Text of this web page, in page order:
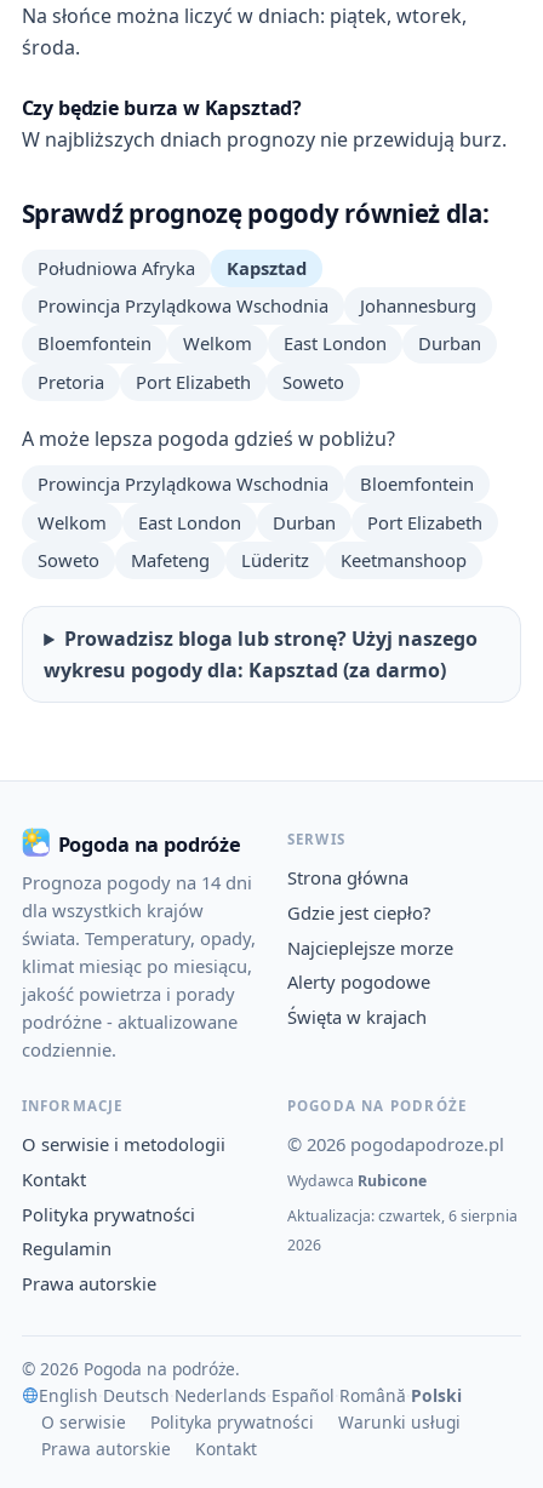
Na słońce można liczyć w dniach: piątek, wtorek,
środa.
Czy będzie burza w Kapsztad?
W najbliższych dniach prognozy nie przewidują burz.
Sprawdź prognozę pogody również dla:
Południowa Afryka
Kapsztad
Prowincja Przylądkowa Wschodnia
Johannesburg
Bloemfontein
Welkom East London
Durban
Pretoria
Port Elizabeth Soweto
A może lepsza pogoda gdzieś w pobliżu?
Prowincja Przylądkowa Wschodnia
Bloemfontein
Welkom
East London Durban
Port Elizabeth
Soweto
Mafeteng Lüderitz Keetmanshoop
Prowadzisz bloga lub stronę? Użyj naszego
wykresu pogody dla: Kapsztad (za darmo)
Pogoda na podróże
Prognoza pogody na 14 dni
dla wszystkich krajów
świata. Temperatury, opady,
klimat miesiąc po miesiącu,
jakość powietrza i porady
podróżne - aktualizowane
codziennie.
SERWIS
Strona główna
Gdzie jest ciepło?
Najcieplejsze morze
Alerty pogodowe
Święta w krajach
INFORMACJE
O serwisie i metodologii
Kontakt
Polityka prywatności
Regulamin
Prawa autorskie
POGODA NA PODRÓŻE
© 2026 pogodapodroze.pl
Wydawca Rubicone
Aktualizacja: czwartek, 6 sierpnia
2026
© 2026 Pogoda na podróże.
English Deutsch Nederlands Español Română Polski
O serwisie
Polityka prywatności
Warunki usługi
Prawa autorskie
Kontakt